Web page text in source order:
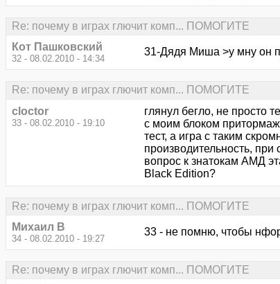
Re: почему в играх глючит комп... ПОМОГИТЕ
Кот Пашковский
32 - 08.02.2010 - 14:34
31-Дядя Миша >у мну он
Re: почему в играх глючит комп... ПОМОГИТЕ
cloctor
33 - 08.02.2010 - 19:10
глянул бегло, не просто
с моим блоком
тест, а игра с таким
производительность,
вопрос к знатокам АМД
Black Edition?
Re: почему в играх глючит комп... ПОМОГИТЕ
Михаил В
34 - 08.02.2010 - 19:27
33 - не помню, чтобы
Re: почему в играх глючит комп... ПОМОГИТЕ